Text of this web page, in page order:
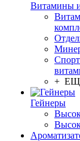
Витамины
+
Гейнеры